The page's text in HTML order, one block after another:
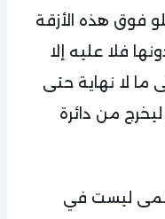
فوق هذه الأزقة
فلا عليه إلا
ما لا نهاية حتى
من دائرة
ليست في